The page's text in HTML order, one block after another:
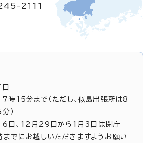
245-2111
15分まで（ただし、似島出張所は8
）
6日、12月29日から1月3日は閉庁
までにお越しいただきますようお願い